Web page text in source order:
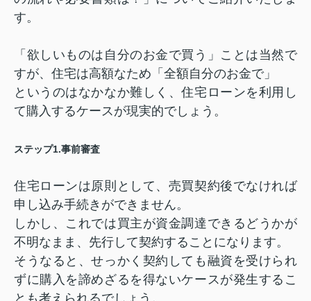
す。
「欲しいものは自分のお金で買う」ことは当然で
すが、住宅は高額なため「全額自分のお金で」
というのはなかなか難しく、住宅ローンを利用し
て購入するケースが現実的でしょう。
ステップ1.事前審査
住宅ローンは原則として、売買契約後でなければ
申し込み手続きができません。
しかし、これでは買主が資金調達できるどうかが
不明なまま、先行して契約することになります。
そうなると、せっかく契約しても融資を受けられ
ずに購入を諦めざるを得ないケースが発生するこ
とも考えられるでしょう。